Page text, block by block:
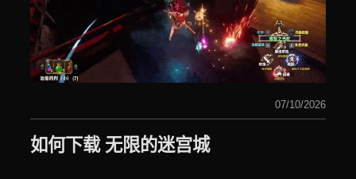
07/10/2026
如何下载 无限的迷宫城